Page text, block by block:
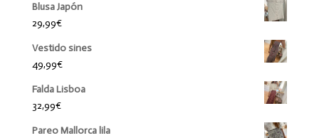
Blusa Japón
29,99€
Vestido sines
49,99€
Falda Lisboa
32,99€
Pareo Mallorca lila